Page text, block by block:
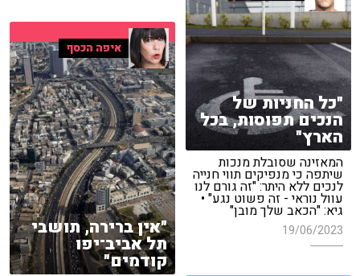
"כל החניות של
הנכים תפוסות, בכל
הארץ"
המאזינה שסובלת מנכות
שיתפה כי מנפיקים תווי חנייה
לנכים ללא היתר: "זה גורם לנו
עוול נוראי - זה פשוט נגע" •
גיא: "הכאב שלך מובן"
19/06/2023
איפה הכסף
"אין ברירה, תושבי
תל אביב־יפו
קודמים"